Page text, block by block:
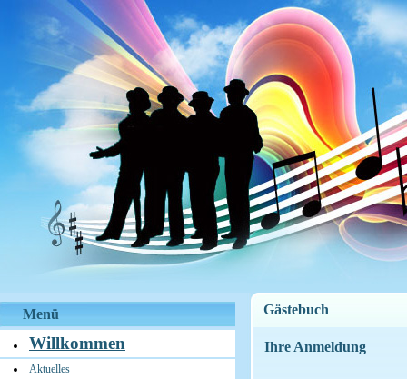
Menü
Willkommen
Aktuelles
Gästebuch
Ihre Anmeldung